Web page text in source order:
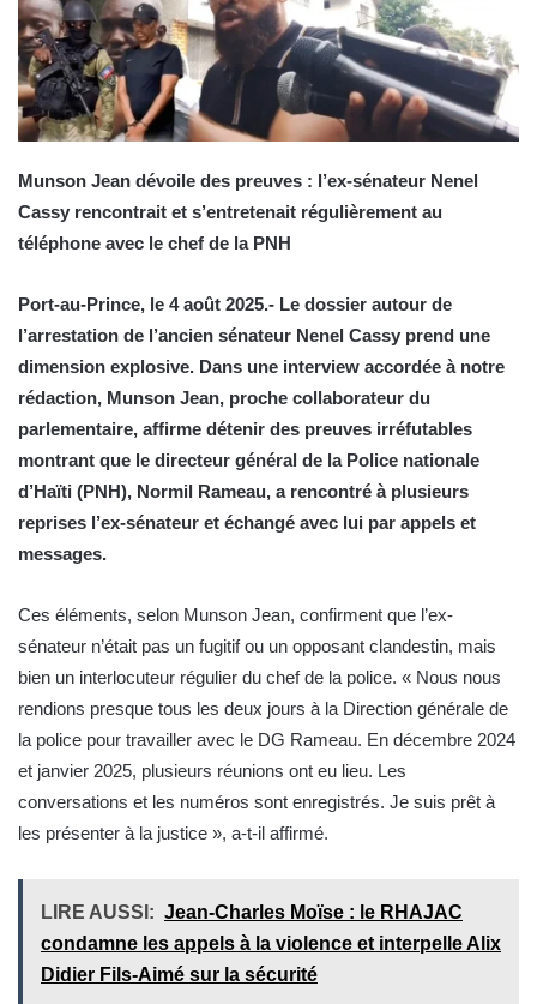
Munson Jean dévoile des preuves : l’ex-sénateur Nenel
Cassy rencontrait et s’entretenait régulièrement au
téléphone avec le chef de la PNH
Port-au-Prince, le 4 août 2025.- Le dossier autour de
l’arrestation de l’ancien sénateur Nenel Cassy prend une
dimension explosive. Dans une interview accordée à notre
rédaction, Munson Jean, proche collaborateur du
parlementaire, affirme détenir des preuves irréfutables
montrant que le directeur général de la Police nationale
d’Haïti (PNH), Normil Rameau, a rencontré à plusieurs
reprises l’ex-sénateur et échangé avec lui par appels et
messages.
Ces éléments, selon Munson Jean, confirment que l’ex-
sénateur n’était pas un fugitif ou un opposant clandestin, mais
bien un interlocuteur régulier du chef de la police. « Nous nous
rendions presque tous les deux jours à la Direction générale de
la police pour travailler avec le DG Rameau. En décembre 2024
et janvier 2025, plusieurs réunions ont eu lieu. Les
conversations et les numéros sont enregistrés. Je suis prêt à
les présenter à la justice », a-t-il affirmé.
LIRE AUSSI: Jean-Charles Moïse : le RHAJAC
condamne les appels à la violence et interpelle Alix
Didier Fils-Aimé sur la sécurité